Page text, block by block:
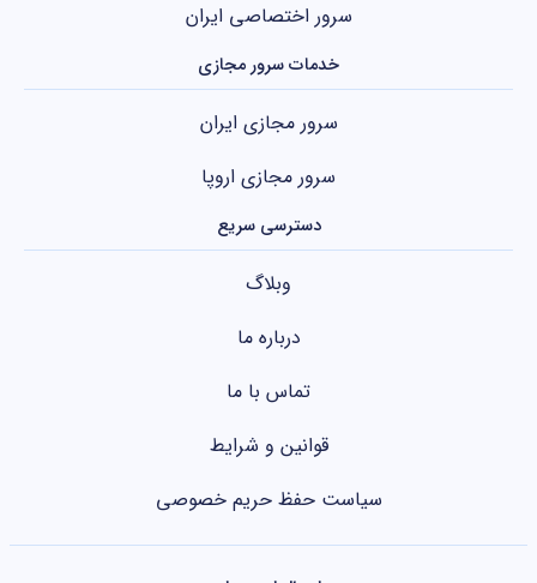
سرور اختصاصی ایران
خدمات سرور مجازی
سرور مجازی ایران
سرور مجازی اروپا
دسترسی سریع
وبلاگ
درباره ما
تماس با ما
قوانین و شرایط
سیاست حفظ حریم خصوصی